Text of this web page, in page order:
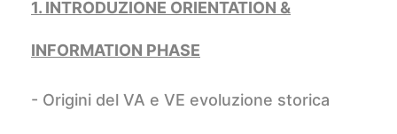
1. INTRODUZIONE ORIENTATION &
INFORMATION PHASE
- Origini del VA e VE evoluzione storica